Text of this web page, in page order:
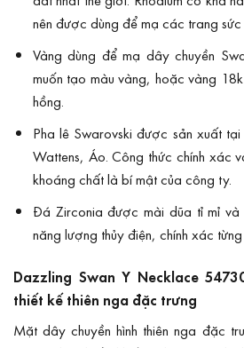
nên được dùng để mạ các trang
Vàng dùng để mạ dây chuyền
muốn tạo màu vàng, hoặc vàng
hồng.
Pha lê Swarovski được sản xuất
Wattens, Áo. Công thức chính xác
khoáng chất là bí mật của công ty.
Đá Zirconia được mài dũa tỉ mỉ
năng lượng thủy điện, chính xác
Dazzling Swan Y Necklace
thiết kế thiên nga đặc trưng
Mặt dây chuyền hình thiên nga đặc